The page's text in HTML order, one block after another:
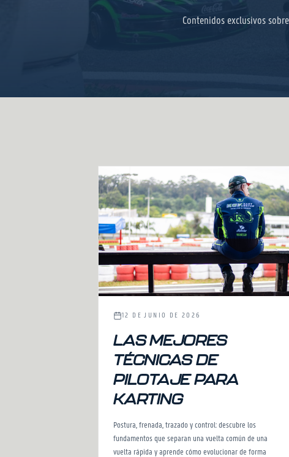
Contenidos exclusivos
12 DE JUNIO DE 2026
LAS MEJORES
TÉCNICAS DE
PILOTAJE PARA
KARTING
Postura, frenada, trazado y control: descubre los
fundamentos que separan una vuelta común de una
vuelta rápida y aprende cómo evolucionar de forma